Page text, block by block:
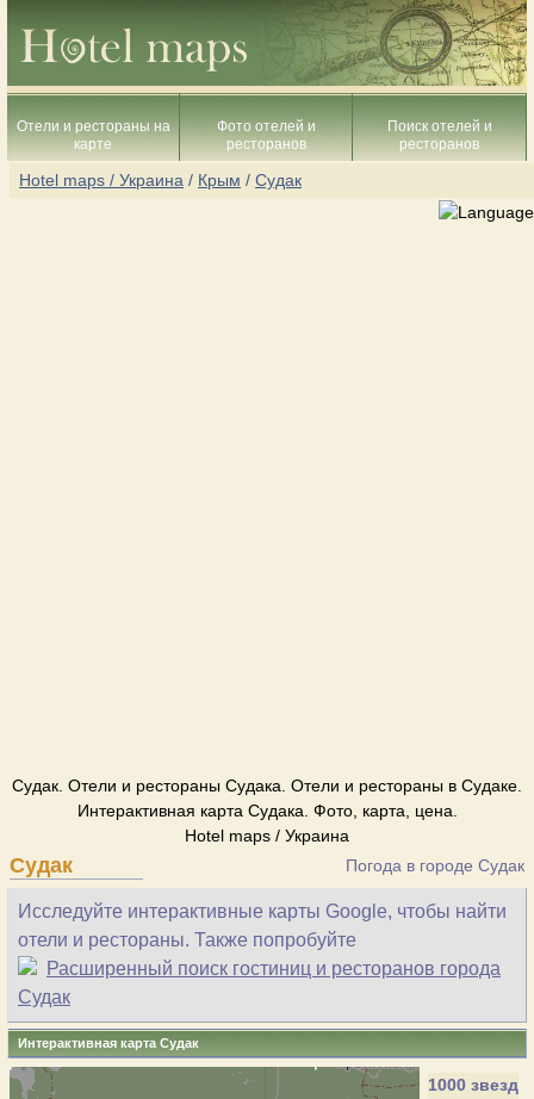
Отели и рестораны на
карте
Фото отелей и
ресторанов
Поиск отелей и
ресторанов
Hotel maps / Украина / Крым / Судак
Судак. Отели и рестораны Судака. Отели и рестораны в Судаке.
Интерактивная карта Судака. Фото, карта, цена.
Hotel maps / Украина
Судак Погода в городе Судак
Исследуйте интерактивные карты Google, чтобы найти
отели и рестораны. Также попробуйте
Расширенный поиск гостиниц и ресторанов города
Судак
Интерактивная карта Судак
1000 звезд